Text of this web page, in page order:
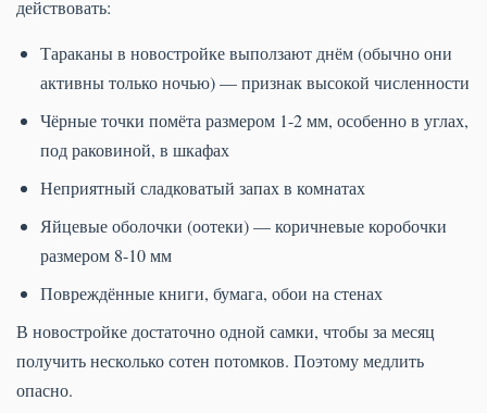
действовать:
Тараканы в новостройке выползают днём (обычно они
активны только ночью) — признак высокой численности
Чёрные точки помёта размером 1-2 мм, особенно в углах,
под раковиной, в шкафах
Неприятный сладковатый запах в комнатах
Яйцевые оболочки (оотеки) — коричневые коробочки
размером 8-10 мм
Повреждённые книги, бумага, обои на стенах
В новостройке достаточно одной самки, чтобы за месяц
получить несколько сотен потомков. Поэтому медлить
опасно.